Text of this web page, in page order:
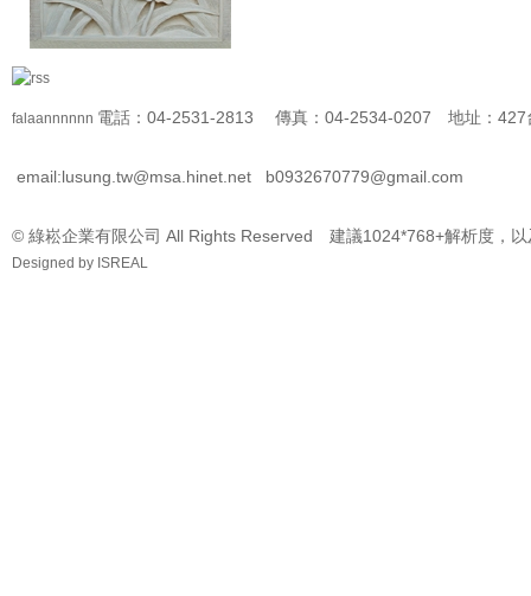
falaannnnnn 電話：04-2531-2813 傳真：04-2534-0207 地址：427
email:lusung.tw@msa.hinet.net b0932670779@gmail.com
© 綠崧企業有限公司 All Rights Reserved 建議1024*768+解析度，以
Designed by ISREAL